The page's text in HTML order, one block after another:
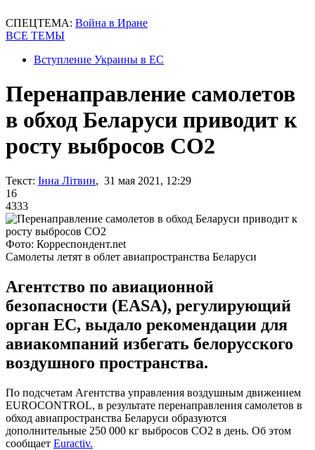
СПЕЦТЕМА: Война в Иране
ВСЕ ТЕМЫ
Вступление Украины в ЕС
Перенаправление самолетов
в обход Беларуси приводит к
росту выбросов СО2
Текст: Інна Літвин, 31 мая 2021, 12:29
16
4333
Фото: Корреспондент.net
Самолеты летят в облет авиапространства Беларуси
Агентство по авиационной
безопасности (EASA), регулирующий
орган ЕС, выдало рекомендации для
авиакомпаний избегать белорусского
воздушного пространства.
По подсчетам Агентства управления воздушным движением
EUROCONTROL, в результате перенаправления самолетов в
обход авиапространства Беларуси образуются
дополнительные 250 000 кг выбросов СО2 в день. Об этом
сообщает Euractiv.